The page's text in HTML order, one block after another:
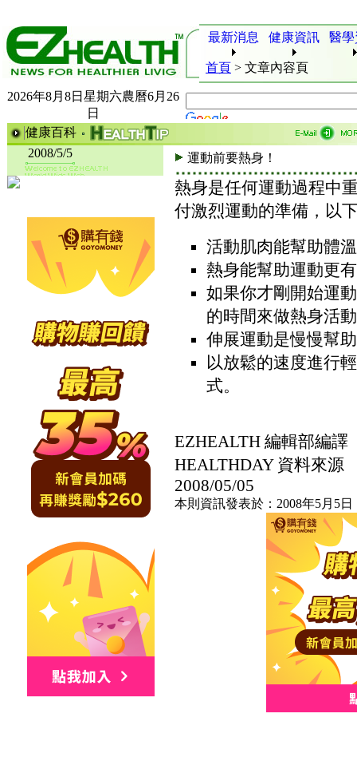
最新消息 健康資訊 醫
首頁 > 文章內容頁
2026年8月8日星期六農曆6月26
日
健康百科
2008/5/5
運動前要熱身！
熱身是任何運動過程中
付激烈運動的準備，以
活動肌肉能幫助體
熱身能幫助運動更
如果你才剛開始運
的時間來做熱身活
伸展運動是慢慢幫
以放鬆的速度進行
式。
EZHEALTH 編輯部編譯
HEALTHDAY 資料來源
2008/05/05
本則資訊發表於：2008年5月5日